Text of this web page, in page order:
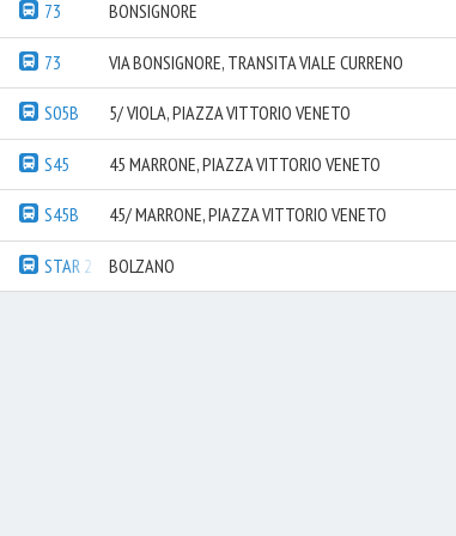
73 BONSIGNORE
73 VIA BONSIGNORE, TRANSITA VIALE CURRENO
S05B 5/ VIOLA, PIAZZA VITTORIO VENETO
S45 45 MARRONE, PIAZZA VITTORIO VENETO
S45B 45/ MARRONE, PIAZZA VITTORIO VENETO
STAR 2 BOLZANO